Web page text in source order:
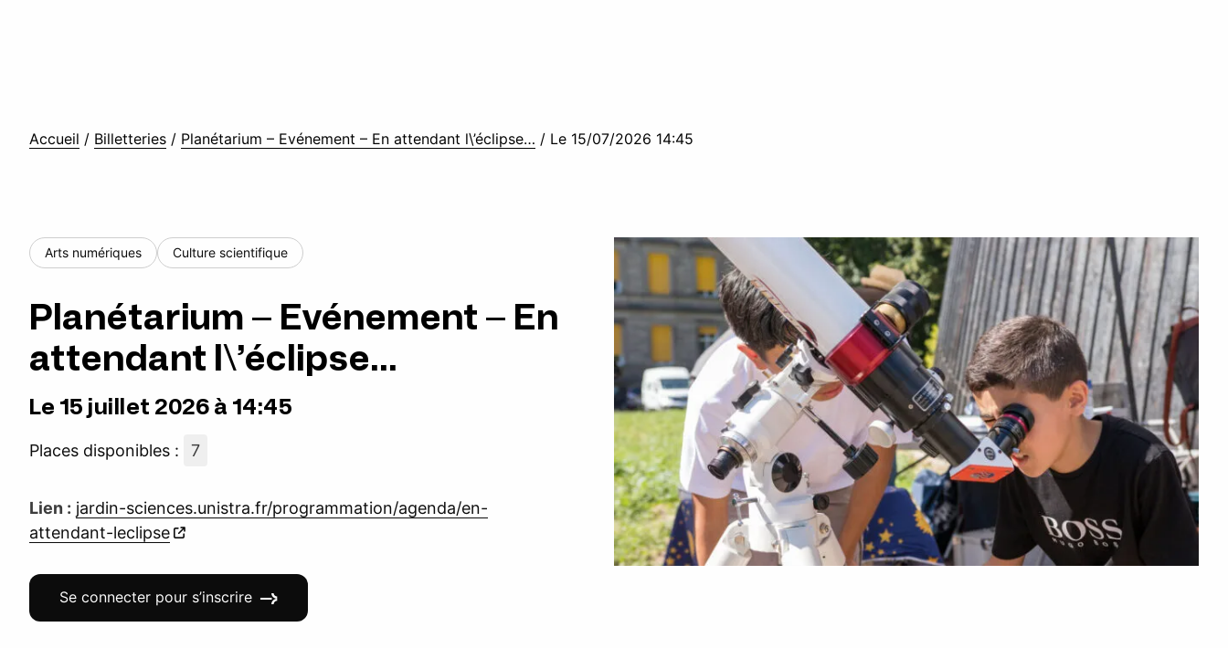
Accueil / Billetteries / Planétarium – Evénement – En attendant l\’éclipse… / Le 15/07/2026 14:45
Arts numériques Culture scientifique
Planétarium – Evénement – En
attendant l\’éclipse…
Le 15 juillet 2026 à 14:45
Places disponibles : 7
Lien : jardin-sciences.unistra.fr/programmation/agenda/en-
attendant-leclipse
Se connecter pour s’inscrire